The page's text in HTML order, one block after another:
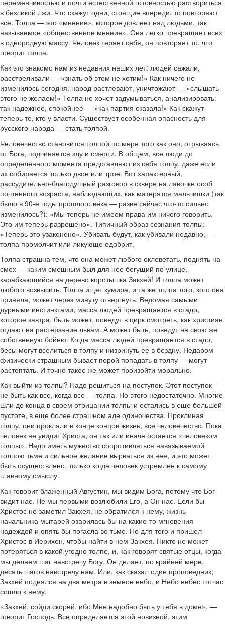
переменчивостью и почти естественной готовностью раствориться
в безликой лжи. Что скажут одни, стоящие впереди, то повторяют
все. Толпа — это «мнение», которое довлеет над людьми, так
называемое «общественное мнение». Она легко превращает всех
в однородную массу. Человек теряет себя, он повторяет то, что
говорит толпа.
Как это знакомо нам из недавних наших лет: людей сажали,
расстреливали — «знать об этом не хотим!» Как ничего не
изменилось сегодня: народ растлевают, уничтожают — «слышать
этого не желаем!» Толпа не хочет задумываться, анализировать:
так надежнее, спокойнее — «как партия сказала!» Как скажут
теперь те, кто у власти. Существует особенная опасность для
русского народа — стать толпой.
Человечество становится толпой по мере того как оно, отрываясь
от Бога, подчиняется злу и смерти. В общем, все люди до
определенного момента представляют из себя толпу, даже если
их собирается только двое или трое. Вот характерный,
рассудительно-благодушный разговор в сквере на лавочке особ
почтенного возраста, наблюдающих, как матерятся мальчишки (так
было в 90-е годы прошлого века — разве сейчас что-то сильно
изменилось?): «Мы теперь не имеем права им ничего говорить.
Это им теперь разрешено». Типичный образ сознания толпы:
«Теперь это узаконено». Убивать будут, как убивали недавно, —
толпа промолчит или ликующе одобрит.
Толпа страшна тем, что она может любого оклеветать, поднять на
смех — каким смешным был для нее бегущий по улице,
карабкающийся на дерево коротышка Закхей! И толпа может
любого возвысить. Толпа ищет кумира, и та же толпа того, кого она
приняла, может через минуту отвергнуть. Ведомая самыми
дурными инстинктами, масса людей превращается в стадо,
которое завтра, быть может, поведут в цирк смотреть, как христиан
отдают на растерзание львам. А может быть, поведут на свою же
собственную бойню. Когда масса людей превращается в стадо,
бесы могут вселиться в толпу и низринуть ее в бездну. Недаром
физически страшным бывает порой попадать в толпу — могут
растоптать. И точно такое же может произойти морально.
Как выйти из толпы? Надо решиться на поступок. Этот поступок —
не быть как все, когда все — толпа. Но этого недостаточно. Многие
шли до конца в своем отрицании толпы и остались в еще большей
пустоте, в еще более страшном аде одиночества. Проклиная
толпу, они прокляли в конце концов жизнь, все человечество. Пока
человек не увидит Христа, он так или иначе остается «человеком
толпы». Надо иметь мужество сопротивляться навязываемой
толпою тьме и сильное желание вырваться из нее, и это может
быть осуществлено, только когда человек устремлен к самому
главному смыслу.
Как говорит блаженный Августин, мы видим Бога, потому что Бог
видит нас. Не мы первыми возлюбили Его, а Он нас. Если бы
Христос не заметил Закхея, не обратился к нему, жизнь
начальника мытарей озарилась бы на какие-то мгновения
надеждой и опять бы погасла во тьме. Но для того и пришел
Христос в Иерихон, чтобы найти в нем Закхея. Никто не может
потеряться в какой угодно толпе, и, как говорят святые отцы, когда
мы делаем шаг навстречу Богу, Он делает, по крайней мере,
десять шагов навстречу нам. Или, как сказал один проповедник,
Закхей поднялся на два метра в земное небо, и Небо небес тотчас
сошло к нему.
«Закхей, сойди скорей, ибо Мне надобно быть у тебя в доме», —
говорит Господь. Все определяется этой новизной, этим